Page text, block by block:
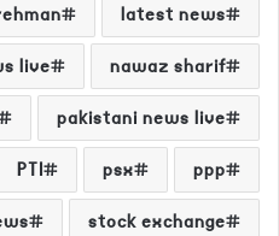
latest news
nawaz sharif
live
pakistani news live
ppp
psx
PTI
stock exchange